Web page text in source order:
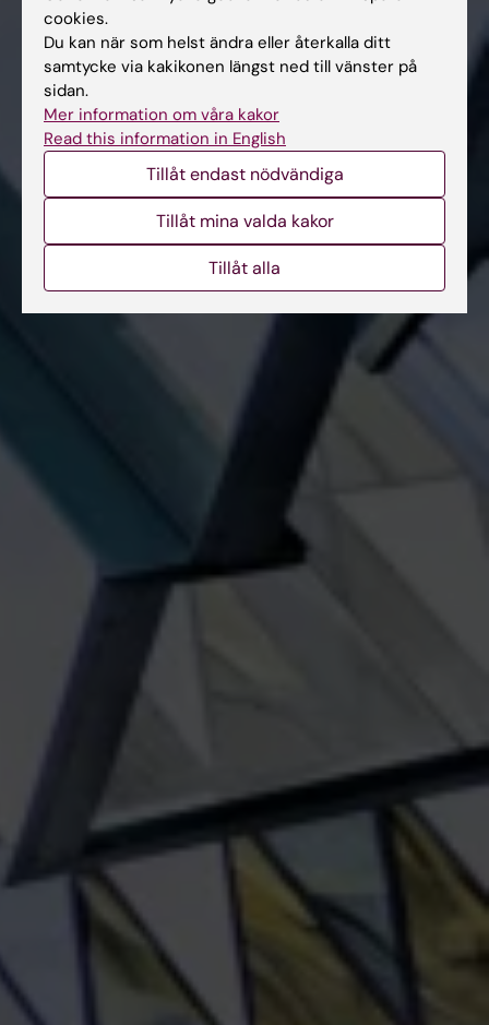
cookies.
Du kan när som helst ändra eller återkalla ditt
samtycke via kakikonen längst ned till vänster på
sidan.
Mer information om våra kakor
Read this information in English
Tillåt endast nödvändiga
Tillåt mina valda kakor
Tillåt alla